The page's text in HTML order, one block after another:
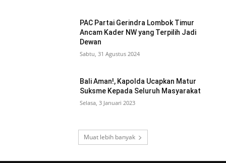
PAC Partai Gerindra Lombok Timur
Ancam Kader NW yang Terpilih Jadi
Dewan
Sabtu, 31 Agustus 2024
Bali Aman!, Kapolda Ucapkan Matur
Suksme Kepada Seluruh Masyarakat
Selasa, 3 Januari 2023
Muat lebih banyak